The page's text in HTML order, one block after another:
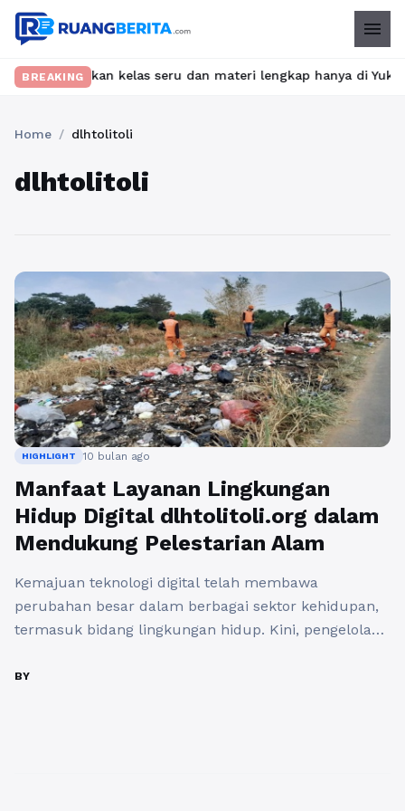
menu
BREAKING
Temukan kelas seru dan materi lengkap hanya di
Home / dlhtolitoli
dlhtolitoli
HIGHLIGHT 10 bulan ago
Manfaat Layanan Lingkungan
Hidup Digital dlhtolitoli.org dalam
Mendukung Pelestarian Alam
Kemajuan teknologi digital telah membawa
perubahan besar dalam berbagai sektor kehidupan,
termasuk bidang lingkungan hidup. Kini, pengelolaan
lapangan, tetapi juga melalui layanan digital yang
BY